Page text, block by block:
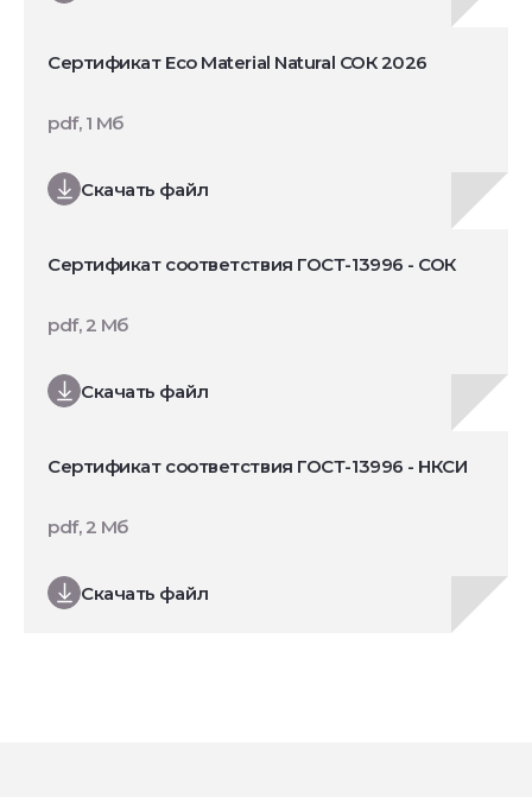
Сертификат Eco Material Natural СОК 2026
Скачать файл
pdf, 1 Мб
Сертификат соответствия ГОСТ-13996 - СОК
Скачать файл
pdf, 2 Мб
Сертификат соответствия ГОСТ-13996 - НКСИ
Скачать файл
pdf, 2 Мб